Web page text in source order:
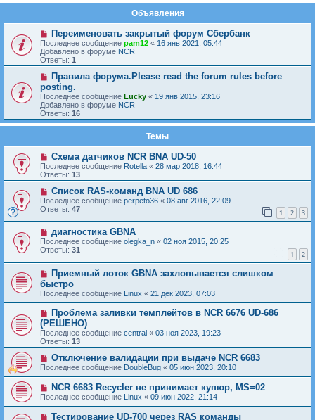
Объявления
Переименовать закрытый форум Сбербанк
Последнее сообщение pam12 « 16 янв 2021, 05:44
Добавлено в форуме NCR
Ответы: 1
Правила форума.Please read the forum rules before
posting.
Последнее сообщение Lucky « 19 янв 2015, 23:16
Добавлено в форуме NCR
Ответы: 16
Темы
Схема датчиков NCR BNA UD-50
Последнее сообщение Rotella « 28 мар 2018, 16:44
Ответы: 13
Список RAS-команд BNA UD 686
Последнее сообщение perpeto36 « 08 авг 2016, 22:09
Ответы: 47 1 2 3
диагностика GBNA
Последнее сообщение olegka_n « 02 ноя 2015, 20:25
Ответы: 31 1 2
Приемный лоток GBNA захлопывается слишком
быстро
Последнее сообщение Linux « 21 дек 2023, 07:03
Проблема заливки темплейтов в NCR 6676 UD-686
(РЕШЕНО)
Последнее сообщение central « 03 ноя 2023, 19:23
Ответы: 13
Отключение валидации при выдаче NCR 6683
Последнее сообщение DoubleBug « 05 июн 2023, 20:10
NCR 6683 Recycler не принимает купюр, MS=02
Последнее сообщение Linux « 09 июн 2022, 21:14
Тестирование UD-700 через RAS команды